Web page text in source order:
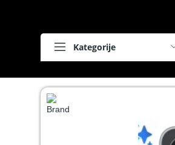
Kategorije